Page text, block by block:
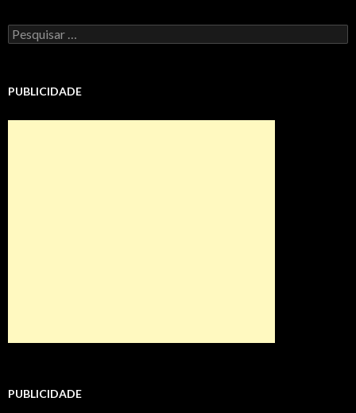
Pesquisar
por:
PUBLICIDADE
PUBLICIDADE